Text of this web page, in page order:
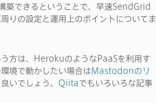
築できるということで、早速SendGrid
りの設定と運用上のポイントについてま
方は、HerokuのようなPaaSを利用す
境で動かしたい場合はMastodonのリ
いでしょう。 Qiitaでもいろいろな記事